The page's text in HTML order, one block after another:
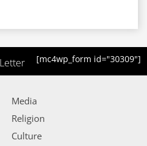
[mc4wp_form id="30309"]
Media
Religion
Culture